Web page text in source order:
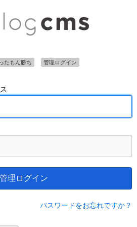
たもん勝ち 管理ログイン
管理ログイン
パスワードをお忘れですか？